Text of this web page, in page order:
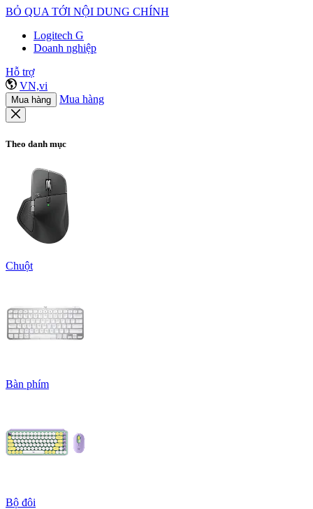
BỎ QUA TỚI NỘI DUNG CHÍNH
Logitech G
Doanh nghiệp
Hỗ trợ
VN,vi
Mua hàng Mua hàng
Theo danh mục
Chuột
Bàn phím
Bộ đôi